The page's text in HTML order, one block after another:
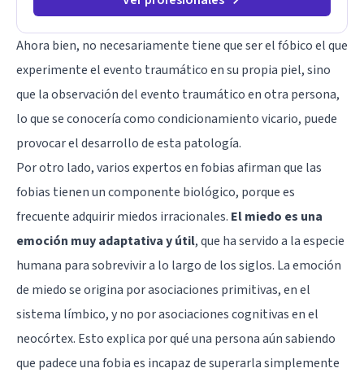
Ahora bien, no necesariamente tiene que ser el fóbico el que
experimente el evento traumático en su propia piel, sino
que la observación del evento traumático en otra persona,
lo que se conocería comocondicionamiento vicario, puede
provocar el desarrollo de esta patología.
Por otro lado, varios expertos en fobias afirman que las
fobias tienen un componente biológico, porque es
frecuente adquirir miedos irracionales. El miedo es una
emoción muy adaptativa y útil, que ha servido a la especie
humana para sobrevivir a lo largo de los siglos. La emoción
de miedo se origina por asociaciones primitivas, en el
sistema límbico, y no por asociaciones cognitivas en el
neocórtex. Esto explica por qué una persona aún sabiendo
que padece una fobia es incapaz de superarla simplemente